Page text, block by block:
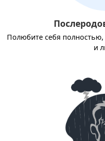
Полюбите себя полностью,
и